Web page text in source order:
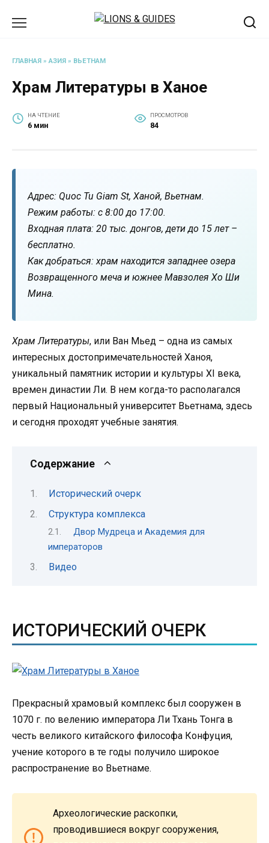
ГЛАВНАЯ »АЗИЯ » ВЬЕТНАМ
Храм Литературы в Ханое
НА ЧТЕНИЕ
6 мин
ПРОСМОТРОВ
84
Адрес: Quoc Tu Giam St, Ханой, Вьетнам.
Режим работы: с 8:00 до 17:00.
Входная плата: 20 тыс. донгов, дети до 15 лет –
бесплатно.
Как добраться: храм находится западнее озера
Возвращенного меча и южнее Мавзолея Хо Ши
Мина.
Храм Литературы, или Ван Мьед – одна из самых
интересных достопримечательностей Ханоя,
уникальный памятник истории и культуры XI века,
времен династии Ли. В нем когда-то располагался
первый Национальный университет Вьетнама, здесь
и сегодня проходят учебные занятия.
Содержание
Исторический очерк
Структура комплекса
Двор Мудреца и Академия для
императоров
Видео
ИСТОРИЧЕСКИЙ ОЧЕРК
Прекрасный храмовый комплекс был сооружен в
1070 г. по велению императора Ли Тхань Тонга в
честь великого китайского философа Конфуция,
учение которого в те годы получило широкое
распространение во Вьетнаме.
Археологические раскопки,
проводившиеся вокруг сооружения,